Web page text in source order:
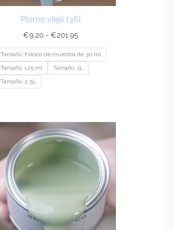
Plomo viejo (36)
€9.20 - €201.95
Tamaño: Frasco de muestra de 30 ml
Tamaño: 125 ml
Tamaño: 1L
Tamaño: 2,5L
de
precios:
desde
€9.20
hasta
€201.95